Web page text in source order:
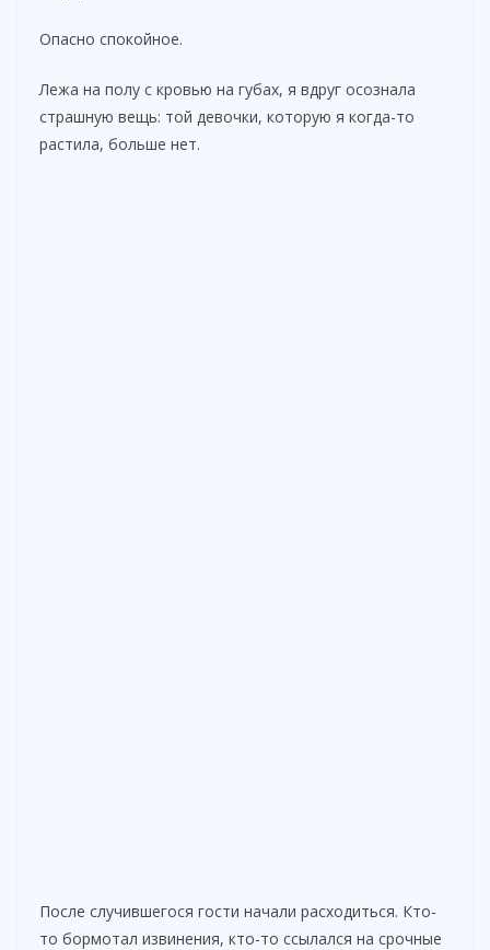
Опасно спокойное.
Лежа на полу с кровью на губах, я вдруг осознала
страшную вещь: той девочки, которую я когда-то
растила, больше нет.
После случившегося гости начали расходиться. Кто-
то бормотал извинения, кто-то ссылался на срочные